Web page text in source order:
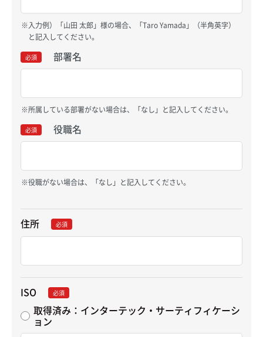
入力例）「山田 太郎」様の場合、「Taro Yamada」（半角英字）
と記入してください。
必須 部署名
所属している部署がない場合は、「なし」と記入してください。
必須 役職名
役職がない場合は、「なし」と記入してください。
住所 必須
ISO 必須
取得済み：インターテック・サーティフィケーシ
ョン